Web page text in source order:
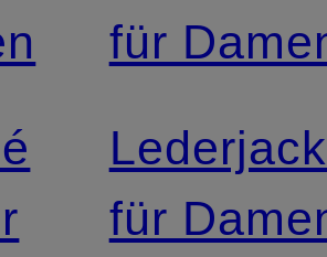
für
für